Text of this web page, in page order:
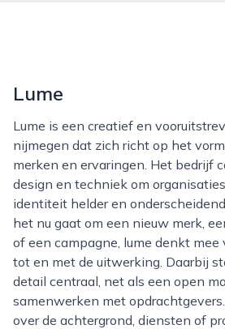
Lume
Lume is een creatief en vooruitstrevend bedrijf in
nijmegen dat zich richt op het
merken en ervaringen. Het bedrijf
design en techniek om
identiteit helder en
het nu gaat om een nieuw merk,
of een campagne, lume denkt
tot en met de uitwerking. Daarbij
detail centraal, net als een open
samenwerken met
over de achtergrond, diensten of